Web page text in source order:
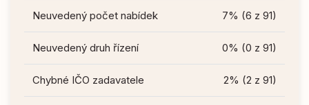
Neuvedený počet nabídek 7% (6 z 91)
Neuvedený druh řízení 0% (0 z 91)
Chybné IČO zadavatele 2% (2 z 91)